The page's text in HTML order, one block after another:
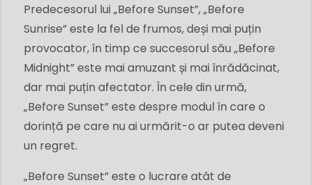
Predecesorul lui „Before Sunset”, „Before
Sunrise” este la fel de frumos, deși mai puțin
provocator, în timp ce succesorul său „Before
Midnight” este mai amuzant și mai înrădăcinat,
dar mai puțin afectator. În cele din urmă,
„Before Sunset” este despre modul în care o
dorință pe care nu ai urmărit-o ar putea deveni
un regret.
„Before Sunset” este o lucrare atât de